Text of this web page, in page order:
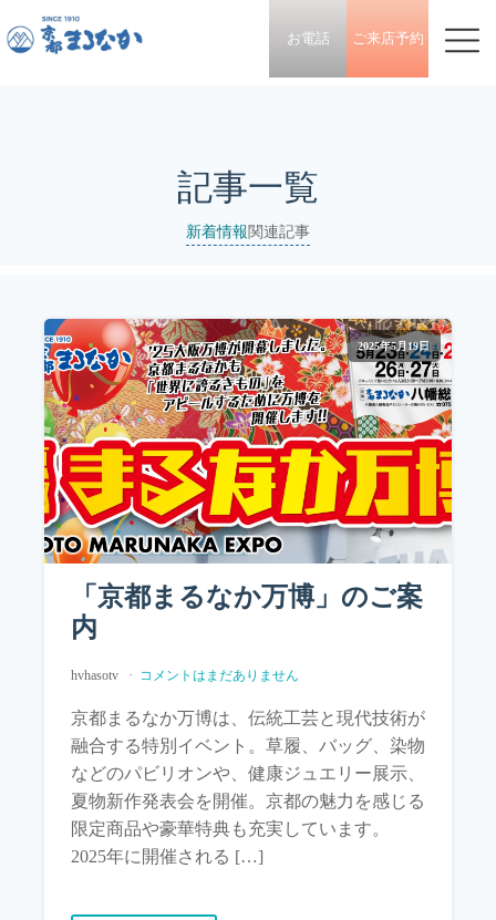
お電話 ご来店予約
記事一覧
新着情報関連記事
2025年5月19日
「京都まるなか万博」のご案
内
hvhasotv コメントはまだありません
京都まるなか万博は、伝統工芸と現代技術が
融合する特別イベント。草履、バッグ、染物
などのパビリオンや、健康ジュエリー展示、
夏物新作発表会を開催。京都の魅力を感じる
限定商品や豪華特典も充実しています。
2025年に開催される […]